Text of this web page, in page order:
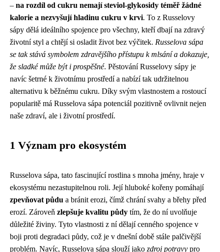
– na rozdíl od cukru nemají steviol-glykosidy téměř žádné
kalorie a nezvyšují hladinu cukru v krvi. To z Russelovy
sápy dělá ideálního spojence pro všechny, kteří dbají na zdravý
životní styl a chtějí si osladit život bez výčitek. Russelova sápa
se tak stává symbolem zdravějšího přístupu k mlsání a dokazuje,
že sladké může být i prospěšné. Pěstování Russelovy sápy je
navíc šetrné k životnímu prostředí a nabízí tak udržitelnou
alternativu k běžnému cukru. Díky svým vlastnostem a rostoucí
popularitě má Russelova sápa potenciál pozitivně ovlivnit nejen
naše zdraví, ale i životní prostředí.
1 Význam pro ekosystém
Russelova sápa, tato fascinující rostlina s mnoha jmény, hraje v
ekosystému nezastupitelnou roli. Její hluboké kořeny pomáhají
zpevňovat půdu a bránit erozi, čímž chrání svahy a břehy před
erozí. Zároveň zlepšuje kvalitu půdy tím, že do ní uvolňuje
důležité živiny. Tyto vlastnosti z ní dělají cenného spojence v
boji proti degradaci půdy, což je v dnešní době stále palčivější
problém. Navíc, Russelova sápa slouží jako zdroj potravy pro